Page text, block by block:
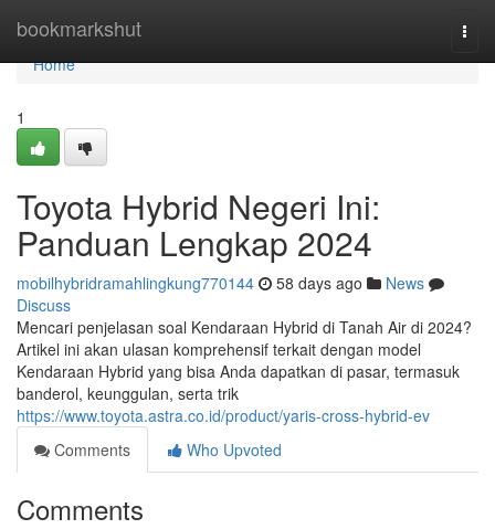
bookmarkshut
Home
Home
1
Toyota Hybrid Negeri Ini:
Panduan Lengkap 2024
mobilhybridramahlingkung770144 58 days ago
News
Discuss
Mencari penjelasan soal Kendaraan Hybrid di Tanah Air di 2024?
Artikel ini akan ulasan komprehensif terkait dengan model
Kendaraan Hybrid yang bisa Anda dapatkan di pasar, termasuk
banderol, keunggulan, serta trik
https://www.toyota.astra.co.id/product/yaris-cross-hybrid-ev
Comments
Who Upvoted
Comments